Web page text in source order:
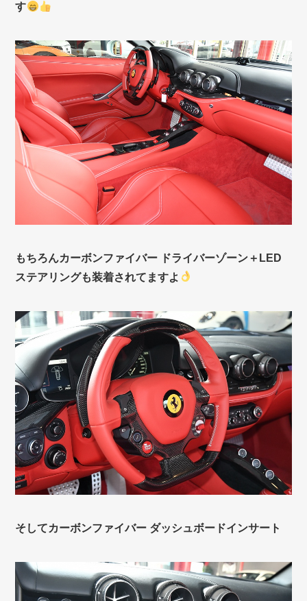
す
もちろんカーボンファイバー ドライバーゾーン＋LED
ステアリングも装着されてますよ
そしてカーボンファイバー ダッシュボードインサート